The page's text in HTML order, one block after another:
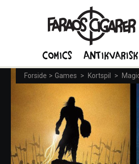
Forside > Games > Kortspil >
Comics Antikvarisk